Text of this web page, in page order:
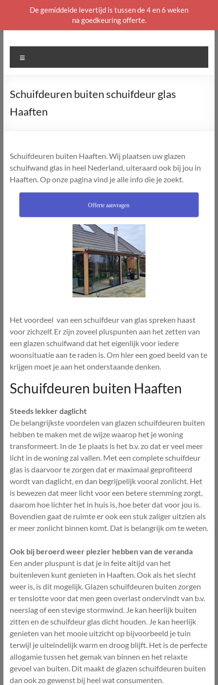
naar
Schuifdeuren buiten schuifdeur glas
Haaften
Schuifdeuren buiten Haaften. Wij plaatsen uw glazen
schuifwand glas in heel Nederland, uiteraard ook bij jou in
Haaften. Op onze pagina vind je alle info die je zoekt.
Offerte aanvragen
Het voordeel van een schuifdeur van glas spreken haast
voor zichzelf. Er zijn zoveel pluspunten aan het zetten van
een glazen schuifwand dat het eigenlijk voor iedere
woonsituatie aan te raden is. Om hier een goed beeld van te
krijgen moet je aan het onderstaande denken.
Schuifdeuren buiten Haaften
Steeds lekker daglicht
De belangrijkste voordelen van glazen schuifdeuren buiten
hebben te maken met de wijze waarop het je woning
transformeert. In de 1e plaats is het b.v. zo dat er veel meer
licht in de woning zal vallen. Met een complete schuifdeur
glas is daarvoor te zorgen dat er maximaal geprofiteerd
wordt van daglicht, en dan begrijpelijk vooral zonlicht. Het
is bewezen dat meer licht voor een betere stemming zorgt,
daarom hoe lichter het in huis is, hoe beter dat voor jou is.
Bovendien gaat de ruimte er ook een stuk zaliger uitzien als
er meer zonlicht binnen komt. Dat is belangrijk om te weten.
Ook bij beroerd weer plezier hebben van de veranda
Een ander pluspunt is dat je in feite altijd van het
buitenleven kunt genieten in Haaften. Ook als het slecht
weer is, is dit mogelijk. Glazen schuifdeuren buiten zorgen
er tenslotte voor dat men geen overlast ondervindt van b.v.
neerslag of een stevige stormwind. Je kan heerlijk buiten
zitten en de schuifdeur glas dicht houden. Je kan heerlijk
genieten van het mooie uitzicht op bijvoorbeeld je tuin
terwijl je uiteindelijk warm en droog blijft. Het is de perfecte
allogamie tussen het gemak van binnen en het relaxte
gevoel van buiten. Dit maakt de glazen schuifdeuren buiten
dan ook zo gewenst bij heel wat consumenten.
De gemiddelde levertijd is tussen de 4 en 6 weken
na goedkeuring offerte.